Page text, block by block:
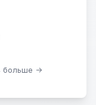
больше →